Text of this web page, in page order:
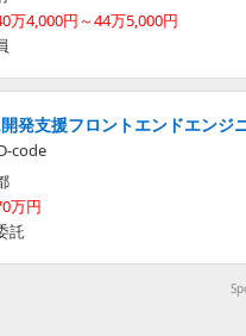
万4,000円～44万5,000円
発支援フロントエンドエンジ
code
万円
託